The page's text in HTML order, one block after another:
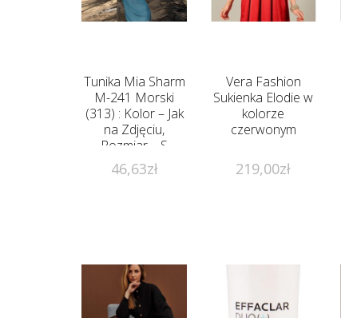
Tunika Mia Sharm
M-241 Morski
(313) : Kolor – Jak
na Zdjęciu,
Rozmiar – S
46,63zł
Vera Fashion
Sukienka Elodie w
kolorze
czerwonym
219,00zł